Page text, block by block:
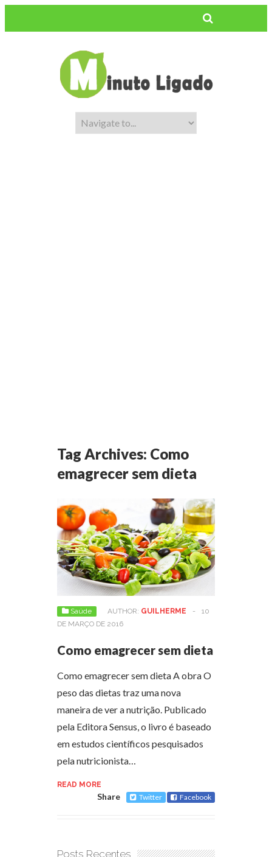
Tag Archives: Como
emagrecer sem dieta
Saúde AUTHOR: GUILHERME -
10
DE MARÇO DE 2016
Como emagrecer sem dieta
Como emagrecer sem dieta A obra O
peso das dietas traz uma nova
maneira de ver a nutrição. Publicado
pela Editora Sensus, o livro é baseado
em estudos científicos pesquisados
pela nutricionista…
READ MORE
Share Twitter Facebook
Posts Recentes